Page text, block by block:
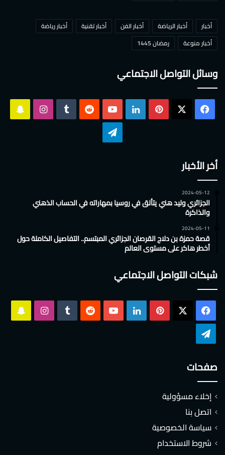
أخبار أخبار الرياضة أخبار الفن أخبار تقنية
أخبار رياضة
أخبار منوعة
رمضان 1445
وسائل التواصل الاجتماعي
فيسبوك بينتيريست لينكدإن ‫YouTube انستقرام
أخر الأخبار
2024-05-12
الجزائري وليد هني يتألق في روسيا بمهاراته في الحساب الذهني
والذاكرة
2024-05-11
قصة حمزة بن دلاج القرصان الجزائري المبتسم.. التفاصيل الكاملة حول
أخطر هاكر على مستوى العالم
شبكات التواصل الاجتماعي
فيسبوك بينتيريست لينكدإن ‫YouTube انستقرام
صفحات
إخلاء مسؤولية
اتصل بنا
سياسة الخصوصية
شروط الاستخدام